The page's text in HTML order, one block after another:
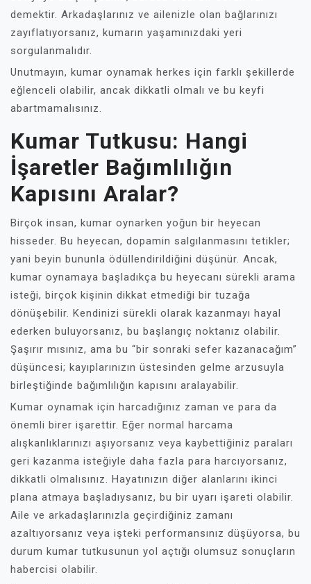
demektir. Arkadaşlarınız ve ailenizle olan bağlarınızı
zayıflatıyorsanız, kumarın yaşamınızdaki yeri
sorgulanmalıdır.
Unutmayın, kumar oynamak herkes için farklı şekillerde
eğlenceli olabilir, ancak dikkatli olmalı ve bu keyfi
abartmamalısınız.
Kumar Tutkusu: Hangi
İşaretler Bağımlılığın
Kapısını Aralar?
Birçok insan, kumar oynarken yoğun bir heyecan
hisseder. Bu heyecan, dopamin salgılanmasını tetikler;
yani beyin bununla ödüllendirildiğini düşünür. Ancak,
kumar oynamaya başladıkça bu heyecanı sürekli arama
isteği, birçok kişinin dikkat etmediği bir tuzağa
dönüşebilir. Kendinizi sürekli olarak kazanmayı hayal
ederken buluyorsanız, bu başlangıç noktanız olabilir.
Şaşırır mısınız, ama bu “bir sonraki sefer kazanacağım”
düşüncesi; kayıplarınızın üstesinden gelme arzusuyla
birleştiğinde bağımlılığın kapısını aralayabilir.
Kumar oynamak için harcadığınız zaman ve para da
önemli birer işarettir. Eğer normal harcama
alışkanlıklarınızı aşıyorsanız veya kaybettiğiniz paraları
geri kazanma isteğiyle daha fazla para harcıyorsanız,
dikkatli olmalısınız. Hayatınızın diğer alanlarını ikinci
plana atmaya başladıysanız, bu bir uyarı işareti olabilir.
Aile ve arkadaşlarınızla geçirdiğiniz zamanı
azaltıyorsanız veya işteki performansınız düşüyorsa, bu
durum kumar tutkusunun yol açtığı olumsuz sonuçların
habercisi olabilir.